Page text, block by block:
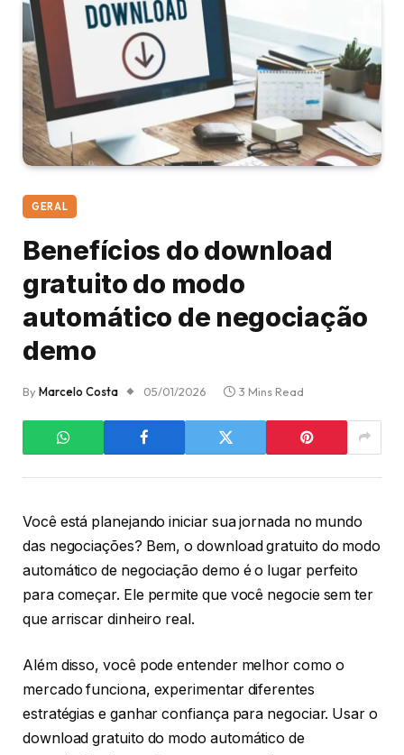
GERAL
Benefícios do download
gratuito do modo
automático de negociação
demo
ByMarcelo Costa 05/01/2026 3 Mins Read
Você está planejando iniciar sua jornada no mundo
das negociações? Bem, o download gratuito do modo
automático de negociação demo é o lugar perfeito
para começar. Ele permite que você negocie sem ter
que arriscar dinheiro real.
Além disso, você pode entender melhor como o
mercado funciona, experimentar diferentes
estratégias e ganhar confiança para negociar. Usar o
download gratuito do modo automático de